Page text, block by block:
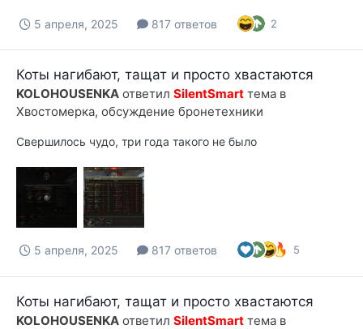
5 апреля, 2025 817 ответов 2
Коты нагибают, тащат и просто хвастаются
KOLOHOUSENKA ответил SilentSmart тема в
Хвостомерка, обсуждение бронетехники
Свершилось чудо, три года такого не было
5 апреля, 2025 817 ответов 5
Коты нагибают, тащат и просто хвастаются
KOLOHOUSENKA ответил SilentSmart тема в